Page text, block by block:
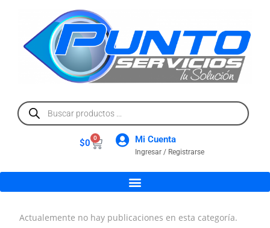
$0 0 Mi Cuenta
Ingresar / Registrarse
Actualemente no hay publicaciones en esta categoría.